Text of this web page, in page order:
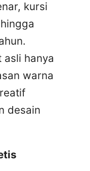
kursi
asli hanya
warna
desain